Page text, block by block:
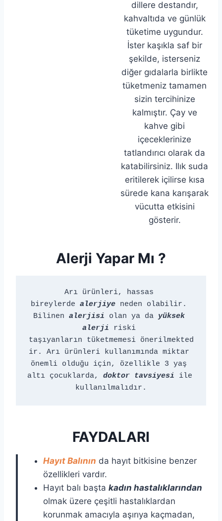
dillere destandır,
kahvaltıda ve günlük
tüketime uygundur.
İster kaşıkla saf bir
şekilde, isterseniz
diğer gıdalarla birlikte
tüketmeniz tamamen
sizin tercihinize
kalmıştır. Çay ve
kahve gibi
içeceklerinize
tatlandırıcı olarak da
katabilirsiniz. Ilık suda
eritilerek içilirse kısa
sürede kana karışarak
vücutta etkisini
gösterir.
Alerji Yapar Mı ?
Arı ürünleri, hassas
bireylerde alerjiye neden olabilir.
Bilinen alerjisi olan ya da yüksek
alerji riski
taşıyanların tüketmemesi önerilmekted
ir. Arı ürünleri kullanımında miktar
önemli olduğu için, özellikle 3 yaş
altı çocuklarda, doktor tavsiyesi ile
kullanılmalıdır.
FAYDALARI
Hayıt Balının da hayıt bitkisine benzer
özellikleri vardır.
Hayıt balı başta kadın hastalıklarından
olmak üzere çeşitli hastalıklardan
korunmak amacıyla aşırıya kaçmadan,